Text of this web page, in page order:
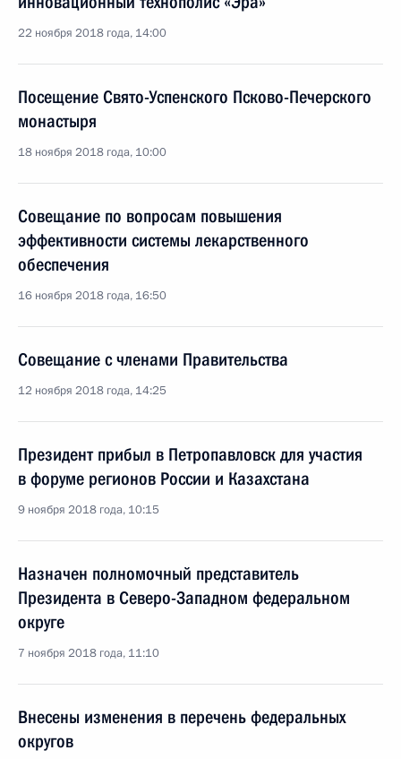
22 ноября 2018 года, 14:00
Посещение Свято-Успенского Псково-Печерского
монастыря
18 ноября 2018 года, 10:00
Совещание по вопросам повышения
эффективности системы лекарственного
обеспечения
16 ноября 2018 года, 16:50
Совещание с членами Правительства
12 ноября 2018 года, 14:25
Президент прибыл в Петропавловск для участия
в форуме регионов России и Казахстана
9 ноября 2018 года, 10:15
Назначен полномочный представитель
Президента в Северо-Западном федеральном
округе
7 ноября 2018 года, 11:10
Внесены изменения в перечень федеральных
округов